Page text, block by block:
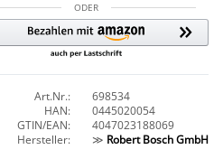
ODER
Art.Nr.:
698534
HAN:
0445020054
GTIN/EAN:
4047023188069
Hersteller:
≫ Robert Bosch GmbH